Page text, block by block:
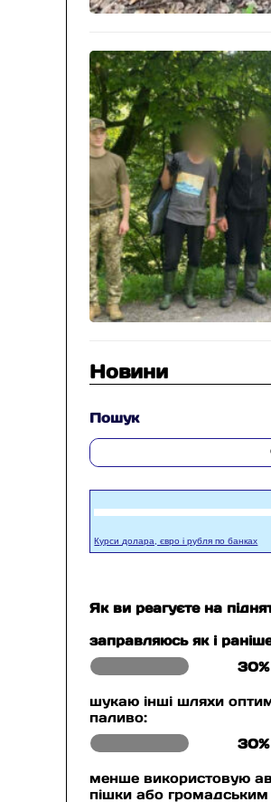
Новини
Пошук
Курси долара, євро і рубля по банках
Як ви реагуєте на
заправляюсь як і
30%
шукаю інші шляхи
паливо:
30%
менше використовую
пішки або